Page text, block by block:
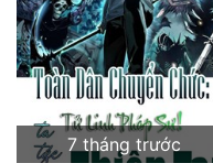
Sảng Văn
Sắc
Thanh Xuân7 tháng trước